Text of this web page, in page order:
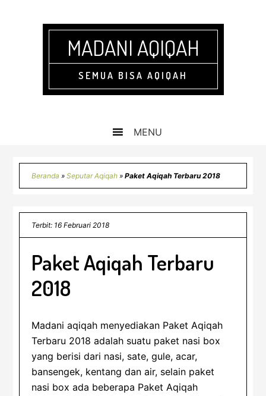
MADANI AQIQAH
SEMUA BISA AQIQAH
Beranda »Seputar Aqiqah »Paket Aqiqah Terbaru 2018
Terbit: 16 Februari 2018
Paket Aqiqah Terbaru
2018
Madani aqiqah menyediakan Paket Aqiqah
Terbaru 2018 adalah suatu paket nasi box
yang berisi dari nasi, sate, gule, acar,
bansengek, kentang dan air, selain paket
nasi box ada beberapa Paket Aqiqah